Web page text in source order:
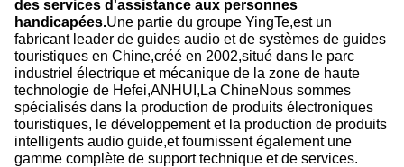
des services d'assistance aux personnes
handicapées.Une partie du groupe YingTe,est un
fabricant leader de guides audio et de systèmes de guides
touristiques en Chine,créé en 2002,situé dans le parc
industriel électrique et mécanique de la zone de haute
technologie de Hefei,ANHUI,La ChineNous sommes
spécialisés dans la production de produits électroniques
touristiques, le développement et la production de produits
intelligents audio guide,et fournissent également une
gamme complète de support technique et de services.